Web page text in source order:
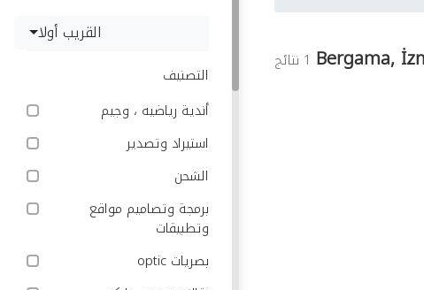
القريب أولا
التصنيف
أندية رياضيه ، وجيم
استيراد وتصدير
الشحن
برمجة وتصاميم مواقع
وتطبيقات
بصريات optic
Bergama, 1 نتائج